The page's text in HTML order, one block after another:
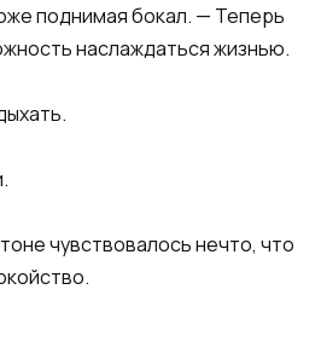
поднимая бокал. — Теперь
наслаждаться жизнью.
чувствовалось нечто, что